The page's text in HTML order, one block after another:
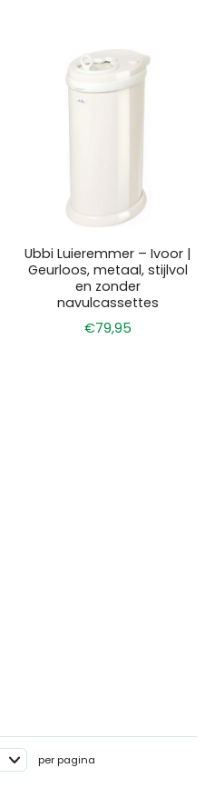
Ubbi Luieremmer – Ivoor |
Geurloos, metaal, stijlvol
en zonder
navulcassettes
€79,95
per pagina